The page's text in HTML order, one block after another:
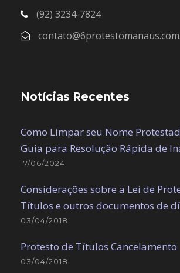
(92) 3234-7824
Notícias Recentes
Como Limpar seu Nome
Guia para Resolução Rápida de
17/06/2024
Considerações sobre a Lei de
Títulos e outros documentos de
03/04/2018
Protesto de Títulos Cancelamento
03/04/2018